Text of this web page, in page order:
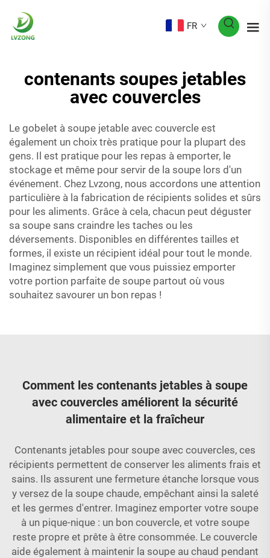
FR
contenants soupes jetables
avec couvercles
Le gobelet à soupe jetable avec couvercle est
également un choix très pratique pour la plupart des
gens. Il est pratique pour les repas à emporter, le
stockage et même pour servir de la soupe lors d'un
événement. Chez Lvzong, nous accordons une attention
particulière à la fabrication de récipients solides et sûrs
pour les aliments. Grâce à cela, chacun peut déguster
sa soupe sans craindre les taches ou les
déversements. Disponibles en différentes tailles et
formes, il existe un récipient idéal pour tout le monde.
Imaginez simplement que vous puissiez emporter
votre portion parfaite de soupe partout où vous
souhaitez savourer un bon repas !
Comment les contenants jetables à soupe
avec couvercles améliorent la sécurité
alimentaire et la fraîcheur
Contenants jetables pour soupe avec couvercles, ces
récipients permettent de conserver les aliments frais et
sains. Ils assurent une fermeture étanche lorsque vous
y versez de la soupe chaude, empêchant ainsi la saleté
et les germes d'entrer. Imaginez emporter votre soupe
à un pique-nique : un bon couvercle, et votre soupe
reste propre et prête à être consommée. Le couvercle
aide également à maintenir la soupe au chaud pendant